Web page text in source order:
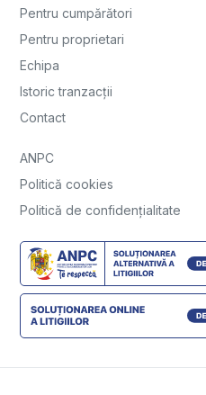
Pentru cumpărători
Pentru proprietari
Echipa
Istoric tranzacții
Contact
ANPC
Politică cookies
Politică de confidențialitate